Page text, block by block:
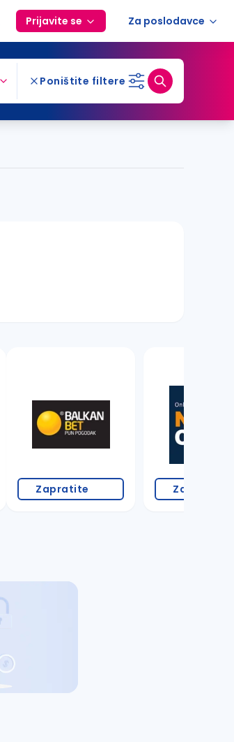
Prijavite se Za poslodavce
Poništite filtere
Zapratite Zapratite